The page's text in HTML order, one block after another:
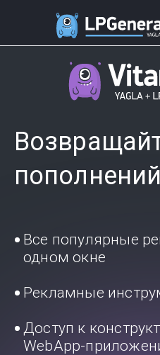
Все популярные
одном окне
Рекламные
Доступ к
WebApp-